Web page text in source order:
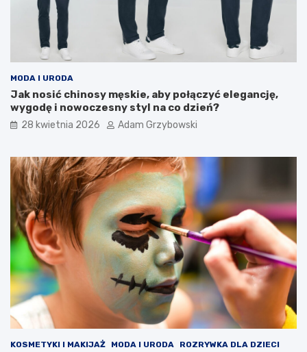
MODA I URODA
Jak nosić chinosy męskie, aby połączyć elegancję,
wygodę i nowoczesny styl na co dzień?
28 kwietnia 2026 Adam Grzybowski
KOSMETYKI I MAKIJAŻ MODA I URODA
ROZRYWKA DLA DZIECI